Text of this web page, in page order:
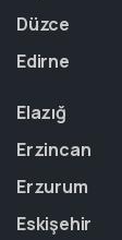
Düzce
Edirne
Elazığ
Erzincan
Erzurum
Eskişehir